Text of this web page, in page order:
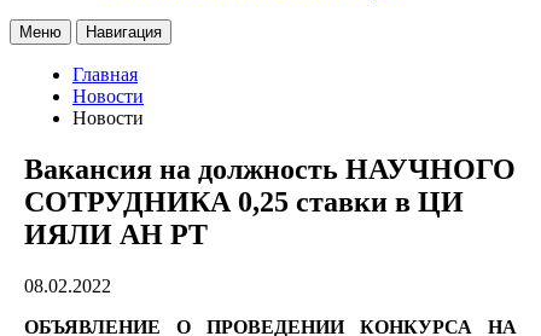
Меню Навигация
Главная
Новости
Новости
Вакансия на должность НАУЧНОГО
СОТРУДНИКА 0,25 ставки в ЦИ
ИЯЛИ АН РТ
08.02.2022
ОБЪЯВЛЕНИЕ О ПРОВЕДЕНИИ КОНКУРСА НА